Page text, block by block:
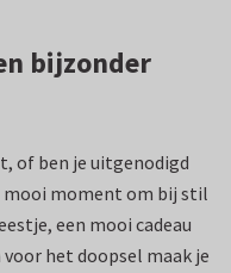
bijzonder
of ben je uitgenodigd
mooi moment om bij stil
een mooi cadeau
het doopsel maak je